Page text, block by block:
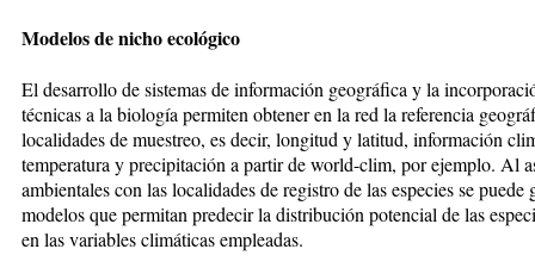
Modelos de nicho ecológico
El desarrollo de sistemas de información geográfica y la
técnicas a la biología permiten obtener en la red la referencia
localidades de muestreo, es decir, longitud y latitud, información
temperatura y precipitación a partir de world-clim, por ejemplo. Al
ambientales con las localidades de registro de las especies se puede
modelos que permitan predecir la distribución potencial de las
en las variables climáticas empleadas.